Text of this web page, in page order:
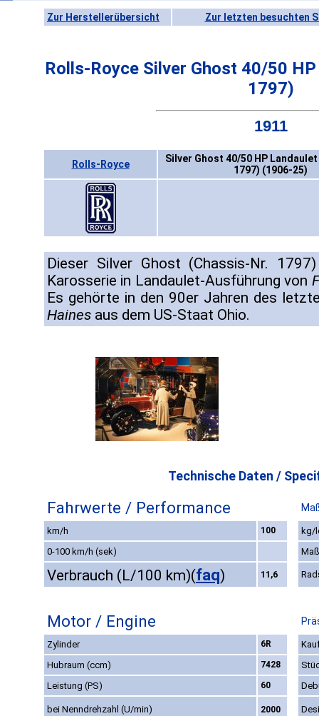
Zur Herstellerübersicht Zur letzten besuchten
Rolls-Royce Silver Ghost 40/50
1797)
1911
Rolls-Royce
Silver Ghost 40/50 HP Landaulet
1797) (1906-25)
Dieser Silver Ghost (Chassis-Nr.
Karosserie in Landaulet-Ausführung von
Es gehörte in den 90er Jahren des
Haines aus dem US-Staat Ohio.
Technische Daten /
Fahrwerte / Performance
km/h 100
kg/
0-100 km/h (sek)
Verbrauch (L/100 km)(faq) 11,6
Motor / Engine
Zylinder 6R
Hubraum (ccm)
7428
Leistung (PS)
60
bei Nenndrehzahl (U/min) 2000